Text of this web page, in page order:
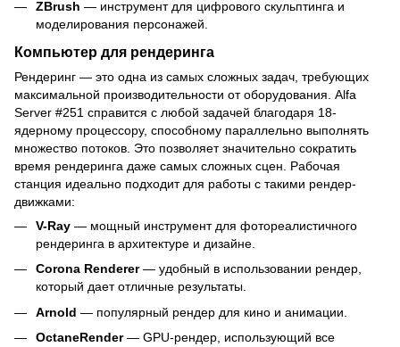
ZBrush — инструмент для цифрового скульптинга и
моделирования персонажей.
Компьютер для рендеринга
Рендеринг — это одна из самых сложных задач, требующих
максимальной производительности от оборудования. Alfa
Server #251 справится с любой задачей благодаря 18-
ядерному процессору, способному параллельно выполнять
множество потоков. Это позволяет значительно сократить
время рендеринга даже самых сложных сцен. Рабочая
станция идеально подходит для работы с такими рендер-
движками:
V-Ray — мощный инструмент для фотореалистичного
рендеринга в архитектуре и дизайне.
Corona Renderer— удобный в использовании рендер,
который дает отличные результаты.
Arnold — популярный рендер для кино и анимации.
OctaneRender— GPU-рендер, использующий все